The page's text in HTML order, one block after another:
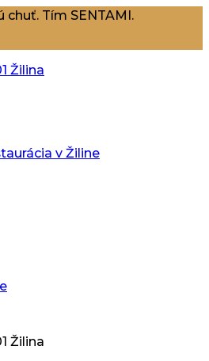
Tím SENTAMI.
Žilina
v Žiline
Žilina